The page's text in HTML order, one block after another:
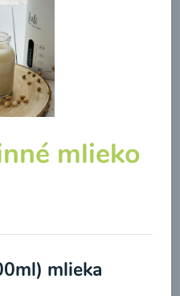
Zobraziť
mlieko
mlieka
akcií
pre účely